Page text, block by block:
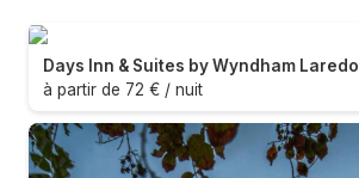
Days Inn & Suites by Wyndham Laredo
à partir de 72 € / nuit